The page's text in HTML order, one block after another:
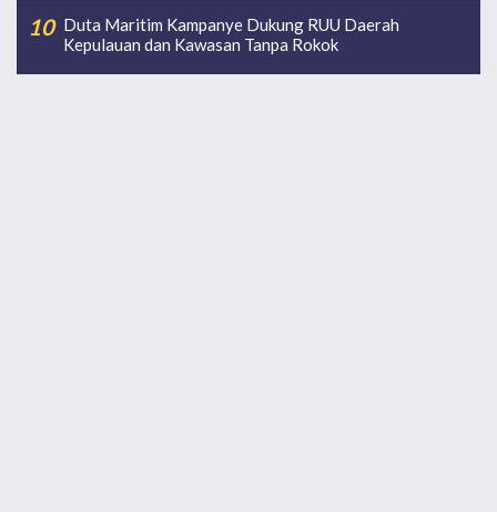
Duta Maritim Kampanye Dukung RUU Daerah
Kepulauan dan Kawasan Tanpa Rokok